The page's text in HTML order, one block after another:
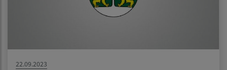
22.09.2023